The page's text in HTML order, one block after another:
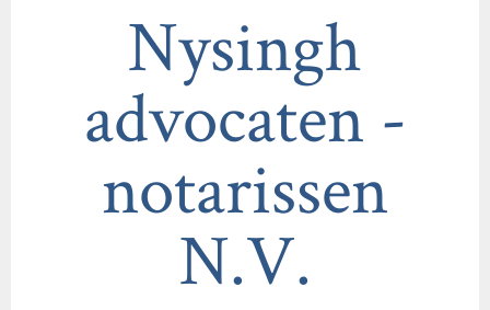
Nysingh
advocaten -
notarissen
N.V.